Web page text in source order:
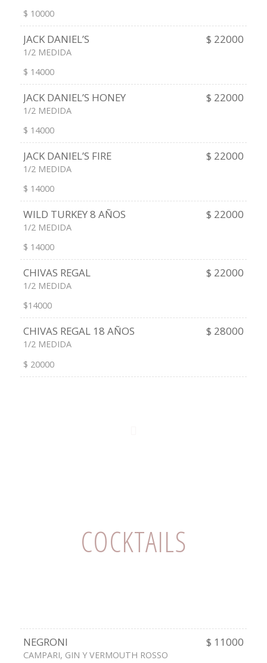
$ 10000
JACK DANIEL’S $ 22000
1/2 MEDIDA
$ 14000
JACK DANIEL’S HONEY $ 22000
1/2 MEDIDA
$ 14000
JACK DANIEL’S FIRE $ 22000
1/2 MEDIDA
$ 14000
WILD TURKEY 8 AÑOS $ 22000
1/2 MEDIDA
$ 14000
CHIVAS REGAL $ 22000
1/2 MEDIDA
$14000
CHIVAS REGAL 18 AÑOS $ 28000
1/2 MEDIDA
$ 20000
COCKTAILS
NEGRONI $ 11000
CAMPARI, GIN Y VERMOUTH ROSSO